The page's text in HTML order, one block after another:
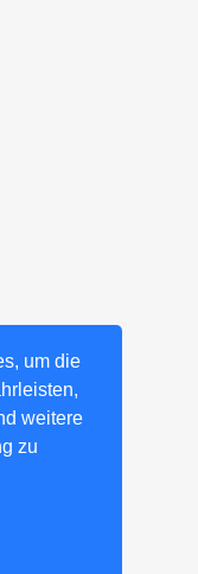
um die
weitere
zu